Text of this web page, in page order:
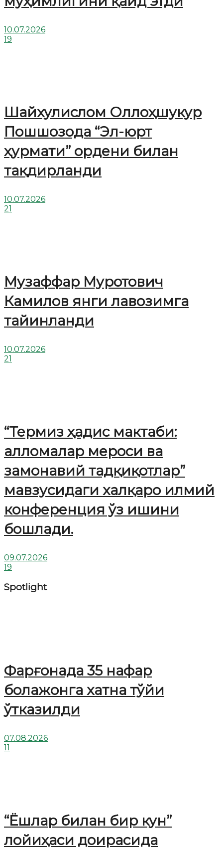
10.07.2026
19
Шайхулислом Оллоҳшукур
Пошшозода “Эл-юрт
ҳурмати” ордени билан
тақдирланди
10.07.2026
21
Музаффар Муротович
Камилов янги лавозимга
тайинланди
10.07.2026
21
“Термиз ҳадис мактаби:
алломалар мероси ва
замонавий тадқиқотлар”
мавзусидаги халқаро илмий
конференция ўз ишини
бошлади.
09.07.2026
19
Spotlight
Фарғонада 35 нафар
болажонга хатна тўйи
ўтказилди
07.08.2026
11
“Ёшлар билан бир кун”
лойиҳаси доирасида